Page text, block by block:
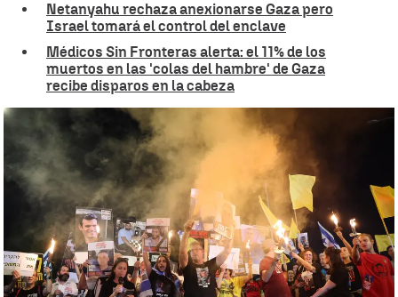
Netanyahu rechaza anexionarse Gaza pero
Israel tomará el control del enclave
Médicos Sin Fronteras alerta: el 11% de los
muertos en las 'colas del hambre' de Gaza
recibe disparos en la cabeza
Manifestaciones en Israel | EFE
Natalia López
Actualizado:08 de agosto de 2025, 10:29
Publicado:08 de agosto de 2025, 09:49